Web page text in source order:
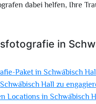
dabei helfen, Ihre
in
Paket in Schwäbisch
Hall zu
Locations in Schwäbisch